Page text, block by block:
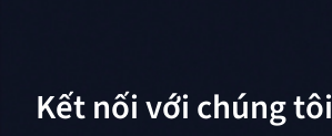
Kết nối với chúng tôi